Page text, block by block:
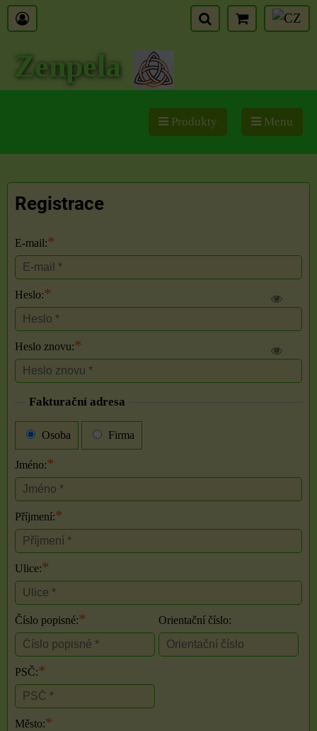
Zenpela
Produkty Menu
Registrace
E-mail:*
Heslo:*
Heslo znovu:*
Fakturační adresa
Osoba Firma
Jméno:*
Příjmení:*
Ulice:*
Číslo popisné:* Orientační číslo:
PSČ:*
Město:*